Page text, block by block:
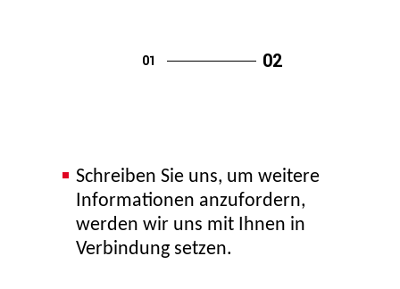
Schreiben Sie uns, um weitere
Informationen anzufordern,
werden wir uns mit Ihnen in
Verbindung setzen.